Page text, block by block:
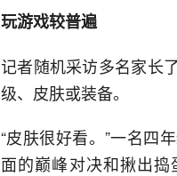
玩游戏较普遍
记者随机采访多名家长
级、皮肤或装备。
“皮肤很好看。”一名四
面的巅峰对决和揪出